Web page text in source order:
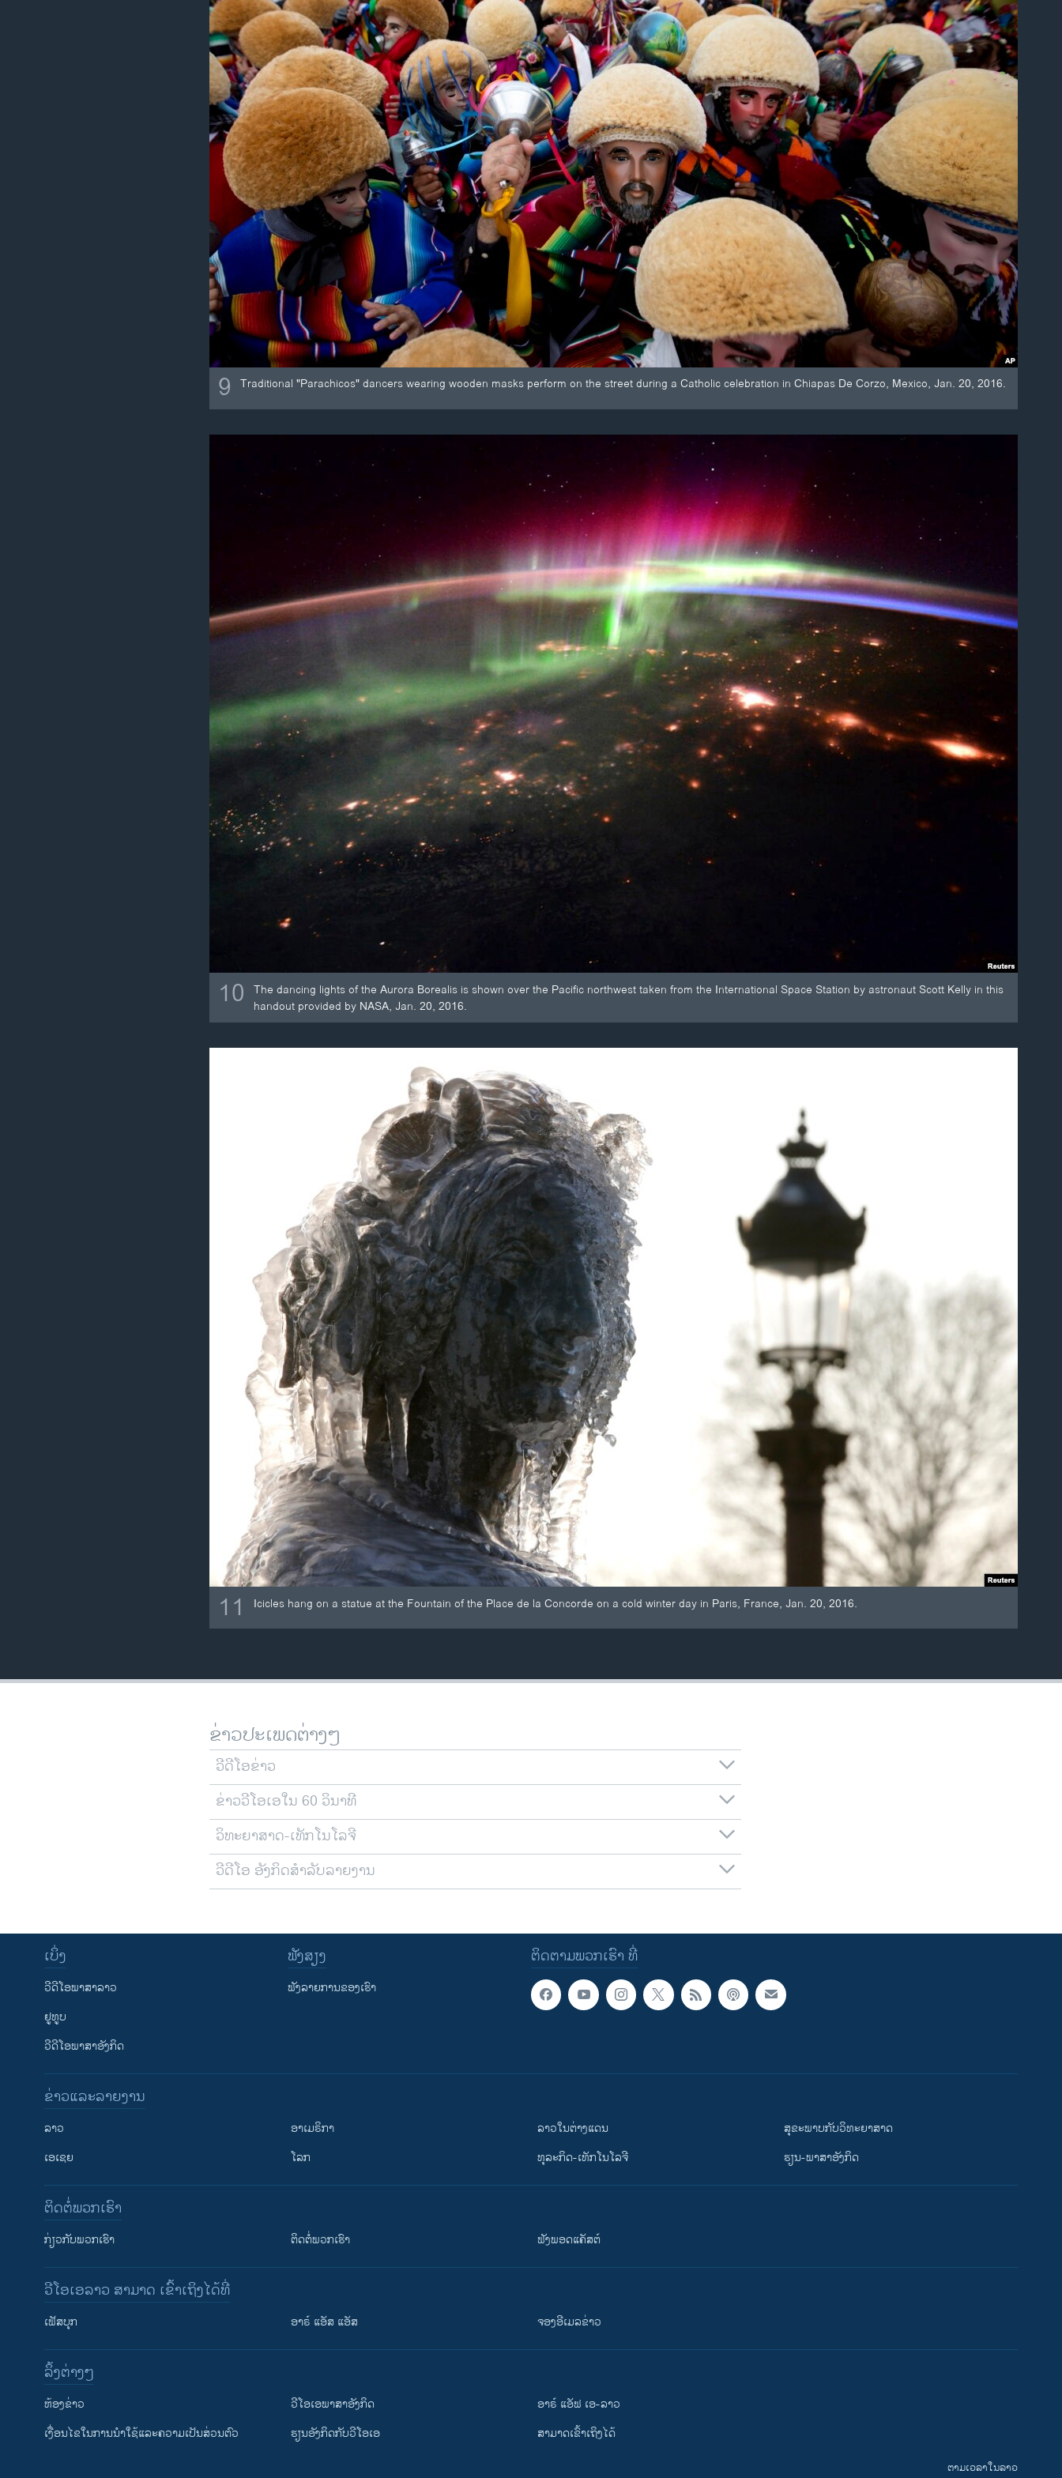
ຕິດຕາມພວກເຮົາ ທີ່
9 Traditional "Parachicos" dancers wearing wooden masks perform on the street during a Catholic celebration in Chiapas De Corzo, Mexico, Jan. 20, 2016.
10 The dancing lights of the Aurora Borealis is shown over the Pacific northwest taken from the International Space Station by astronaut Scott Kelly in this
handout provided by NASA, Jan. 20, 2016.
11 Icicles hang on a statue at the Fountain of the Place de la Concorde on a cold winter day in Paris, France, Jan. 20, 2016.
ຂ່າວປະເພດຕ່າງໆ
ວີດີໂອຂ່າວ
ຂ່າວວີໂອເອໃນ 60 ວິນາທີ
ວິທະຍາສາດ-ເທັກໂນໂລຈີ
ວີດີໂອ ອັງກິດສຳລັບລາຍງານ
ຕິດຕາມພວກເຮົາ ທີ່
ເບິ່ງ
ວີດີໂອພາສາລາວ
ຢູທູບ
ວີດີໂອພາສາອັງກິດ
ຟັງສຽງ
ຟັງລາຍການຂອງເຮົາ
ຂ່າວແລະລາຍງານ
ລາວ
ເອເຊຍ
ອາເມຣິກາ
ໂລກ
ລາວໃນຕ່າງແດນ
ທຸລະກິດ-ເທັກໂນໂລຈີ
ສຸຂະພາບກັບວິທະຍາສາດ
ຮຽນ-ພາສາອັງກິດ
ຕິດຕໍ່ພວກເຮົາ
ກ່ຽວກັບພວກເຮົາ ຕິດຕໍ່ພວກເຮົາ ຟັງພອດແຄັສຕ໌
ວີໂອເອລາວ ສາມາດ ເຂົ້າເຖິງໄດ້ທີ່
ເຟັສບຸກ ອາຣ໌ ແອັສ ແອັສ ຈອງອີເມລຂ່າວ
​ລິ້ງ​ຕ່າງໆ
​ຫ້ອງ​ຂ່າວ
​ເງື່ອນ​ໄຂ​ໃນ​ການ​ນຳ​ໃຊ້​ແລະຄວາມ​ເປັນ​ສ່​ວນ​ຕົວ
ວີ​ໂອ​ເອ​ພາ​ສາ​ອັງ​ກິດ
​ຮຽນ​ອັງ​ກິດ​ກັບ​ວີ​ໂອ​ເອ
ອາຣ໌ ແອັຟ ເອ-ລາວ
ສາມາດເຂົ້າເຖິງໄດ້
ຕາມເວລາໃນລາວ